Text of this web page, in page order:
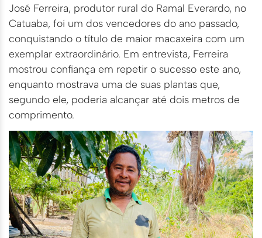
José Ferreira, produtor rural do Ramal Everardo, no
Catuaba, foi um dos vencedores do ano passado,
conquistando o título de maior macaxeira com um
exemplar extraordinário. Em entrevista, Ferreira
mostrou confiança em repetir o sucesso este ano,
enquanto mostrava uma de suas plantas que,
segundo ele, poderia alcançar até dois metros de
comprimento.